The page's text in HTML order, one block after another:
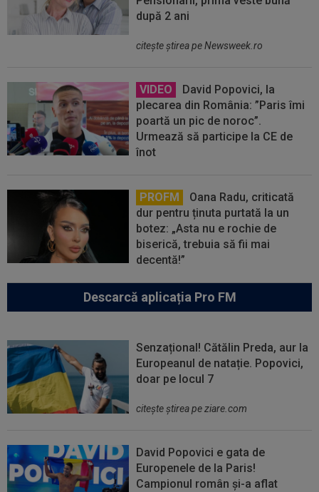
după 2 ani
citeşte ştirea pe Newsweek.ro
VIDEO
David Popovici, la
plecarea din România: ”Paris îmi
poartă un pic de noroc”.
Urmează să participe la CE de
înot
PROFM
Oana Radu, criticată
dur pentru ținuta purtată la un
botez: „Asta nu e rochie de
biserică, trebuia să fii mai
decentă!”
Descarcă aplicația Pro FM
Senzațional! Cătălin Preda, aur la
Europeanul de natație. Popovici,
doar pe locul 7
citeşte ştirea pe ziare.com
David Popovici e gata de
Europenele de la Paris!
Campionul român și-a aflat